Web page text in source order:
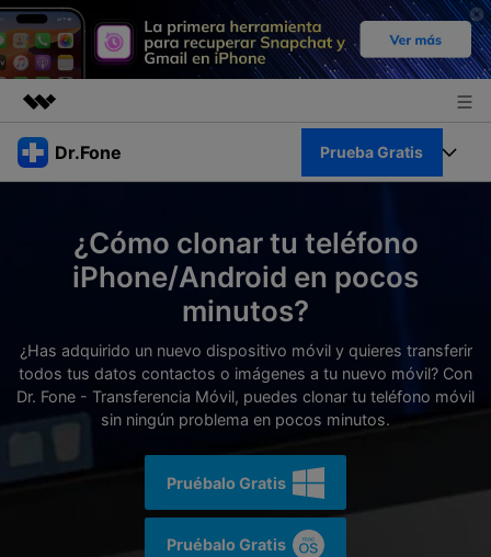
Productos destacados
Resumen
Soluciones
Quiénes somos
Tienda
Dr.Fone Prueba Gratis
Ver Kit Completo >
Productos
Para Celular
Herramientas Online
Más
Descubre lo mejor de Dr.Fone
Blog
Reparación de Móviles
Desbloqueo FRP en Android 16
¿Cómo clonar tu teléfono
iPhone/Android en pocos
minutos?
¿Has adquirido un nuevo dispositivo móvil y quieres transferir
todos tus datos contactos o imágenes a tu nuevo móvil? Con
Dr. Fone - Transferencia Móvil, puedes clonar tu teléfono móvil
sin ningún problema en pocos minutos.
Pruébalo Gratis
Pruébalo Gratis